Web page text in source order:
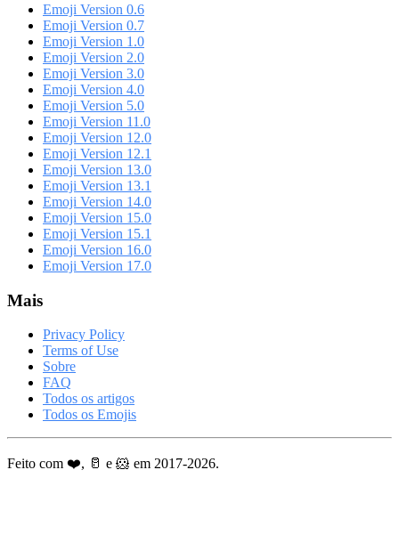
Emoji Version 0.6
Emoji Version 0.7
Emoji Version 1.0
Emoji Version 2.0
Emoji Version 3.0
Emoji Version 4.0
Emoji Version 5.0
Emoji Version 11.0
Emoji Version 12.0
Emoji Version 12.1
Emoji Version 13.0
Emoji Version 13.1
Emoji Version 14.0
Emoji Version 15.0
Emoji Version 15.1
Emoji Version 16.0
Emoji Version 17.0
Mais
Privacy Policy
Terms of Use
Sobre
FAQ
Todos os artigos
Todos os Emojis
Feito com ❤️, 🥛 e 🐹 em 2017-2026.